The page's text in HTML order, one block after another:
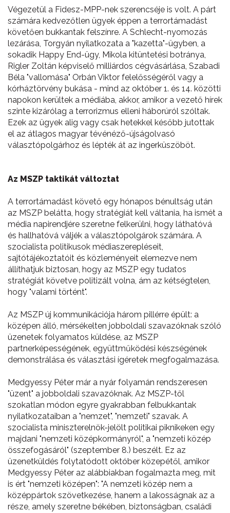
Végezetül a Fidesz-MPP-nek szerencséje is volt. A párt
számára kedvezőtlen ügyek éppen a terrortámadást
követően bukkantak felszínre. A Schlecht-nyomozás
lezárása, Torgyán nyilatkozata a "kazetta"-ügyben, a
sokadik Happy End-ügy, Mikola kitüntetési botránya,
Rigler Zoltán képviselő milliárdos cégvásárlása, Szabadi
Béla "vallomása" Orbán Viktor felelősségéről vagy a
kórháztörvény bukása - mind az október 1. és 14. közötti
napokon kerültek a médiába, akkor, amikor a vezető hírek
szinte kizárólag a terrorizmus elleni háborúról szóltak.
Ezek az ügyek alig vagy csak hetekkel később jutottak
el az átlagos magyar tévénéző-újságolvasó
választópolgárhoz és lépték át az ingerküszöböt.
Az MSZP taktikát változtat
A terrortámadást követő egy hónapos bénultság után
az MSZP belátta, hogy stratégiát kell váltania, ha ismét a
média napirendjére szeretne felkerülni, hogy láthatóvá
és hallhatóvá váljék a választópolgárok számára. A
szocialista politikusok médiaszerepléseit,
sajtótájékoztatóit és közleményeit elemezve nem
állíthatjuk biztosan, hogy az MSZP egy tudatos
stratégiát követve politizált volna, ám az kétségtelen,
hogy "valami történt".
Az MSZP új kommunikációja három pillérre épült: a
középen álló, mérsékelten jobboldali szavazóknak szóló
üzenetek folyamatos küldése, az MSZP
partnerképességének, együttműködési készségének
demonstrálása és választási ígéretek megfogalmazása.
Medgyessy Péter már a nyár folyamán rendszeresen
"üzent" a jobboldali szavazóknak. Az MSZP-től
szokatlan módon egyre gyakrabban felbukkantak
nyilatkozataiban a "nemzet", "nemzeti" szavak. A
szocialista miniszterelnök-jelölt politikai piknikeken egy
majdani "nemzeti középkormányról", a "nemzeti közép
összefogásáról" (szeptember 8.) beszélt. Ez az
üzenetküldés folytatódott október közepétől, amikor
Medgyessy Péter az alábbiakban fogalmazta meg, mit
is ért "nemzeti középen": "A nemzeti közép nem a
középpártok szövetkezése, hanem a lakosságnak az a
része, amely szeretne békében, biztonságban, családi